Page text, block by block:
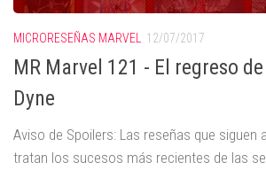
MICRORESEÑAS MARVEL 12/07/2017
MR Marvel 121 - El regreso
Dyne
Aviso de Spoilers: Las reseñas que siguen
tratan los sucesos más recientes de las